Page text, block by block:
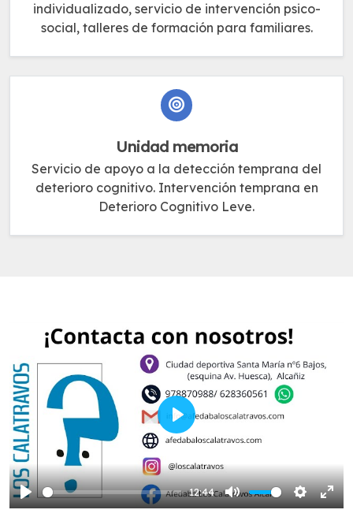
individualizado, servicio de intervención psico-
social, talleres de formación para familiares.
Unidad memoria
Servicio de apoyo a la detección temprana del
deterioro cognitivo. Intervención temprana en
Deterioro Cognitivo Leve.
Play
12:44
Mute Settings
Play